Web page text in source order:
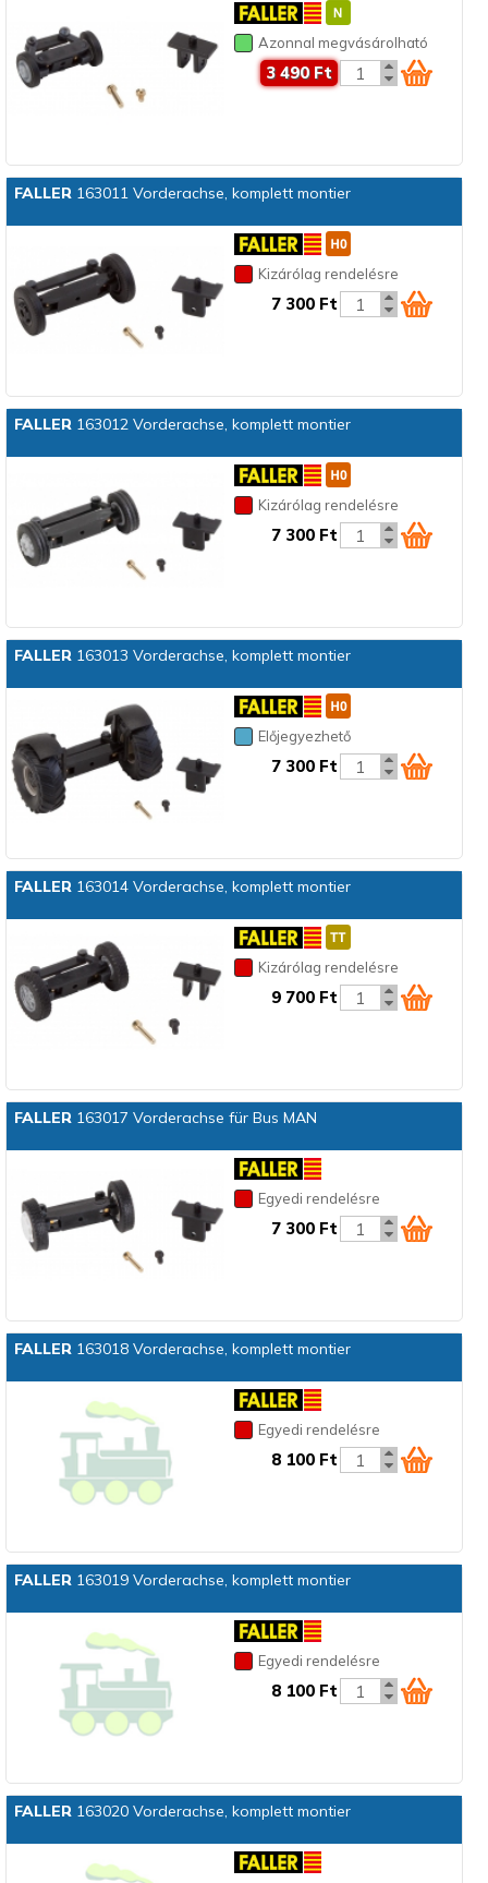
Azonnal megvásárolható
3 490 Ft
FALLER163011 Vorderachse, komplett montier
Kizárólag rendelésre
7 300 Ft
FALLER163012 Vorderachse, komplett montier
Kizárólag rendelésre
7 300 Ft
FALLER163013 Vorderachse, komplett montier
Előjegyezhető
7 300 Ft
FALLER163014 Vorderachse, komplett montier
Kizárólag rendelésre
9 700 Ft
FALLER163017 Vorderachse für Bus MAN
Egyedi rendelésre
7 300 Ft
FALLER163018 Vorderachse, komplett montier
Egyedi rendelésre
8 100 Ft
FALLER163019 Vorderachse, komplett montier
Egyedi rendelésre
8 100 Ft
FALLER163020 Vorderachse, komplett montier